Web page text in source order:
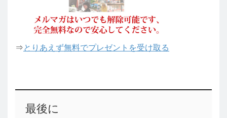
⇒とりあえず無料でプレゼントを受け取る
最後に